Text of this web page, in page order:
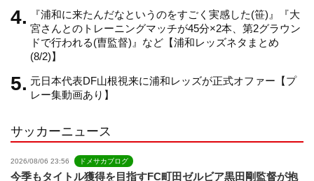
n
『浦和に来たんだなというのをすごく実感した(笹)』『大
宮さんとのトレーニングマッチが45分×2本、第2グラウン
ドで行われる(曺監督)』など【浦和レッズネタまとめ
(8/2)】
元日本代表DF山根視来に浦和レッズが正式オファー【プ
レー集動画あり】
サッカーニュース
2026/08/06 23:56 ドメサカブログ
今季もタイトル獲得を目指すFC町田ゼルビア黒田剛監督が抱